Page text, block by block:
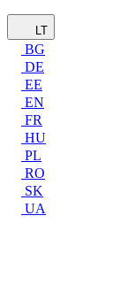
LT
BG
DE
EE
EN
FR
HU
PL
RO
SK
UA